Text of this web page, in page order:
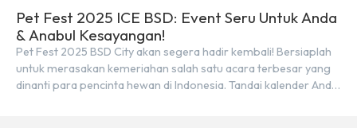
Pet Fest 2025 ICE BSD: Event Seru Untuk Anda
& Anabul Kesayangan!
Pet Fest 2025 BSD City akan segera hadir kembali! Bersiaplah
untuk merasakan kemeriahan salah satu acara terbesar yang
dinanti para pencinta hewan di Indonesia. Tandai kalender Anda